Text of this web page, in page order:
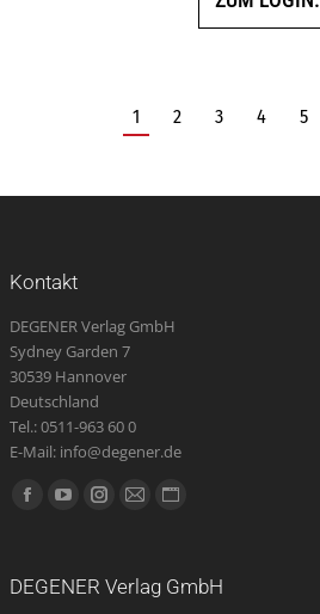
1 2 3 4 5
Kontakt
DEGENER Verlag GmbH
Sydney Garden 7
30539 Hannover
Deutschland
Tel.: 0511-963 60 0
E-Mail: info@degener.de
Finden Sie uns auf:
FacebookYouTubeInstagram
E-
opens
Website
DEGENER Verlag GmbH